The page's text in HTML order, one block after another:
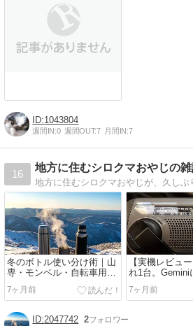
1043804
週間IN:0 週間OUT:7 月間IN:7
16
地方に住むシロクマおやじの
冬のボトル使い分け術｜山
専・モンベル・自転車用を
シーンで割り切る24枚の記
録
7ヶ月前
【実機レビュ
れ1台。Gemini
選んだ「後悔
ジオ」の正体
7ヶ月前
2047742 2